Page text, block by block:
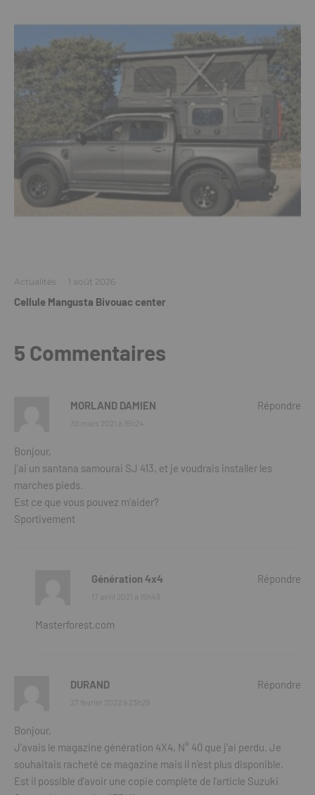
Actualités · 1 août 2026
Cellule Mangusta Bivouac center
5 Commentaires
MORLAND DAMIEN
30 mars 2021 à 15h24
Bonjour,
j’ai un santana samourai SJ 413, et je voudrais installer les
marches pieds.
Est ce que vous pouvez m’aider?
Sportivement
Répondre
Génération 4x4
17 avril 2021 à 15h49
Masterforest.com
Répondre
DURAND
27 février 2022 à 23h29
Bonjour,
J’avais le magazine génération 4X4, N° 40 que j’ai perdu. Je
souhaitais racheté ce magazine mais il n’est plus disponible.
Est il possible d’avoir une copie complète de l’article Suzuki
Répondre